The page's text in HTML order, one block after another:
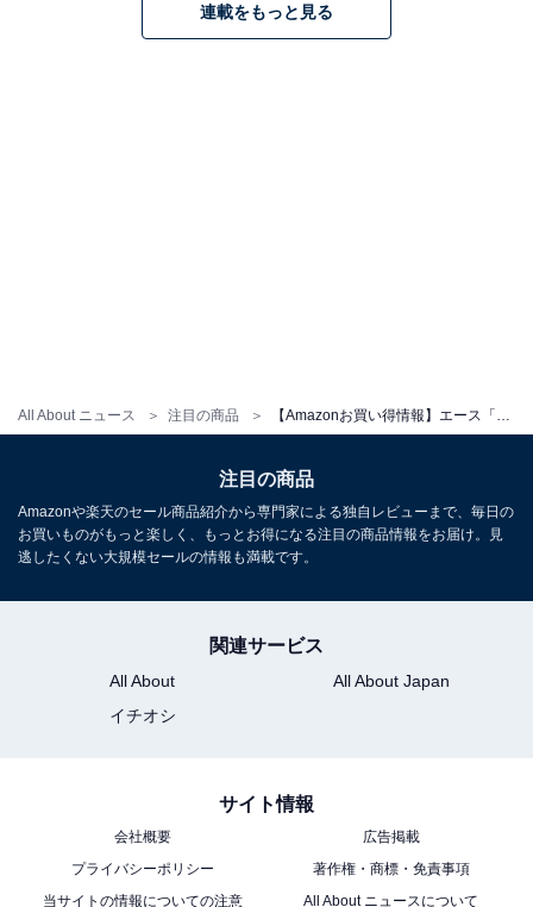
All About ニュース 注目の商品
エース スーツケース フォールズ No.06905 機内持込 3.3
フロントポケット付 13.3inchPC収納
Amazonで見る
エース スーツケース 機内持ち込み sサイズ 1泊2日 2泊3
日 33L 折り畳みドリンクホルダー付 サイドフック付
連載をもっと見る
注目の商品
Amazonや楽天のセール商品紹介から専門家による独自レビューまで、毎日の
お買いものがもっと楽しく、もっとお得になる注目の商品情報をお届け。見
逃したくない大規模セールの情報も満載です。
関連サービス
All About
All About Japan
イチオシ
サイト情報
会社概要
広告掲載
プライバシーポリシー
著作権・商標・免責事項
当サイトの情報についての注意
All About ニュースについて